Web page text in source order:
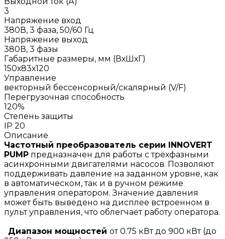
3
Напряжение вход
380В, 3 фаза, 50/60 Гц
Напряжение выход
380В, 3 фазы
Габаритные размеры, мм (ВхШхГ)
150х83х120
Управление
векторный бессенсорный/скалярный (V/F)
Перегрузочная способность
120%
Степень защиты
IP 20
Описание
Частотный преобразователь серии INNOVERT
PUMP предназначен для работы с трёхфазными
асинхронными двигателями насосов. Позволяют
поддерживать давление на заданном уровне, как
в автоматическом, так и в ручном режиме
управления оператором. Значение давления
может быть выведено на дисплее встроенном в
пульт управления, что облегчает работу оператора.
Диапазон мощностей от 0.75 кВт до 900 кВт (до